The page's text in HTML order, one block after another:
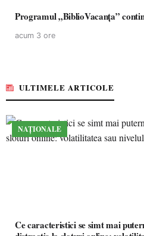
Programul „BiblioVacanța”
acum 3 ore
ULTIMELE ARTICOLE
NAȚIONALE
Ce caracteristici se simt mai